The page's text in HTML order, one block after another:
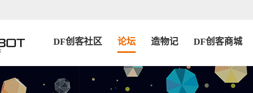
DF创客社区 论坛 造物记 DF创客商城